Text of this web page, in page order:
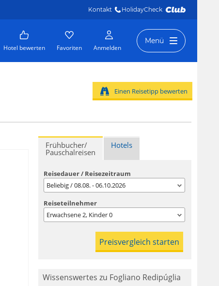
Kontakt HolidayCheck
Hotel bewerten Favoriten Anmelden
Menü
Einen Reisetipp bewerten
Frühbucher/
Pauschalreisen
Hotels
Reisedauer / Reisezeitraum
Beliebig / 08.08. - 06.10.2026
Reiseteilnehmer
Erwachsene2, Kinder0
Wissenswertes zu Fogliano Redipúglia